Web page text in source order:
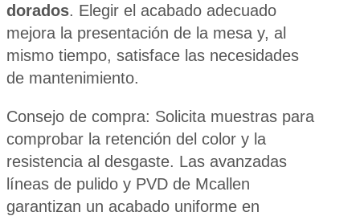
dorados. Elegir el acabado adecuado
mejora la presentación de la mesa y, al
mismo tiempo, satisface las necesidades
de mantenimiento.
Consejo de compra: Solicita muestras para
comprobar la retención del color y la
resistencia al desgaste. Las avanzadas
líneas de pulido y PVD de Mcallen
garantizan un acabado uniforme en